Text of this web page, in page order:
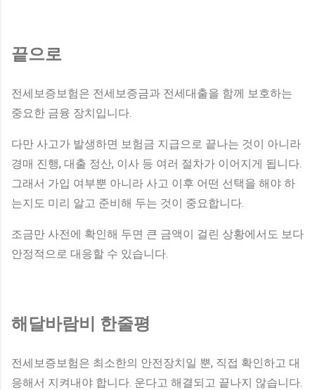
끝으로
전세보증보험은 전세보증금과 전세대출을 함께 보호하는
중요한 금융 장치입니다.
다만 사고가 발생하면 보험금 지급으로 끝나는 것이 아니라
경매 진행, 대출 정산, 이사 등 여러 절차가 이어지게 됩니다.
그래서 가입 여부뿐 아니라 사고 이후 어떤 선택을 해야 하
는지도 미리 알고 준비해 두는 것이 중요합니다.
조금만 사전에 확인해 두면 큰 금액이 걸린 상황에서도 보다
안정적으로 대응할 수 있습니다.
해달바람비 한줄평
전세보증보험은 최소한의 안전장치일 뿐, 직접 확인하고 대
응해서 지켜내야 합니다. 운다고 해결되고 끝나지 않습니다.